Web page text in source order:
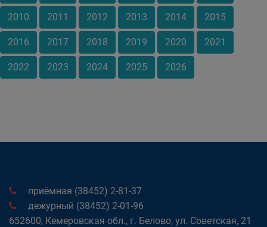
2010 2011 2012 2013 2014 2015
2016 2017 2018 2019 2020 2021
2022 2023 2024 2025 2026
приёмная (38452) 2-81-37
дежурный (38452) 2-01-96
652600, Кемеровская обл., г. Белово, ул. Советская, 21